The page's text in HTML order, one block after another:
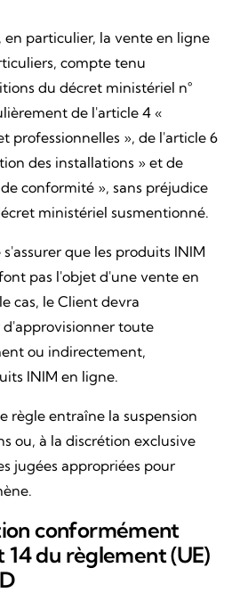
en particulier, la vente en ligne
compte tenu
du décret ministériel n°
de l'article 4 «
professionnelles », de l'article 6
des installations » et de
conformité », sans préjudice
ministériel susmentionné.
que les produits INIM
pas l'objet d'une vente en
cas, le Client devra
toute
ou indirectement,
INIM en ligne.
règle entraîne la suspension
ou, à la discrétion exclusive
jugées appropriées pour
conformément
14 du règlement (UE)